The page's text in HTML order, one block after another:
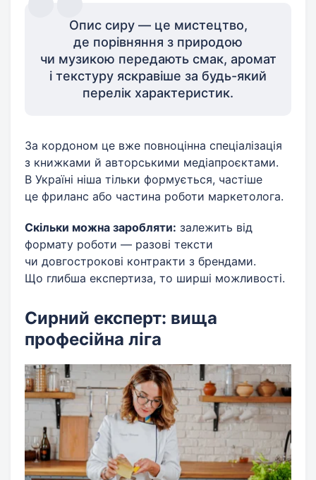
Опис сиру — це мистецтво,
де порівняння з природою
чи музикою передають смак, аромат
і текстуру яскравіше за будь-який
перелік характеристик.
За кордоном це вже повноцінна спеціалізація
з книжками й авторськими медіапроєктами.
В Україні ніша тільки формується, частіше
це фриланс або частина роботи маркетолога.
Скільки можна заробляти: залежить від
формату роботи — разові тексти
чи довгострокові контракти з брендами.
Що глибша експертиза, то ширші можливості.
Сирний експерт: вища
професійна ліга